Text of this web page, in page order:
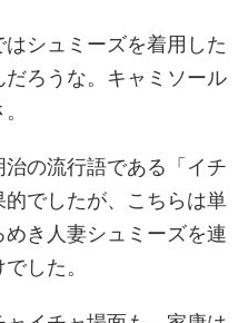
シュミーズを着用した
ろうな。キャミソール
の流行語である「イチ
でしたが、こちらは単
き人妻シュミーズを連
した。